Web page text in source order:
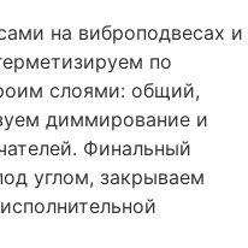
на виброподвесах и
по
слоями: общий,
диммирование и
Финальный
углом, закрываем